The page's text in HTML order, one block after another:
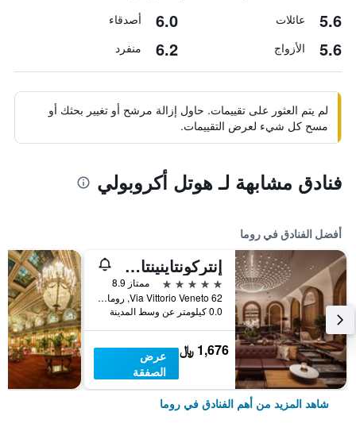
5.6 عائلات 6.0 أصدقاء
5.6 الأزواج 6.2 منفرد
لم يتم العثور على تقييمات. حاول إزالة مرشح أو تغيير بحثك أو
مسح كل شيء لعرض التقييمات.
فنادق مشابهة لـ هوتل أكروبولي
أفضل الفنادق في روما
إنتركونتاينينتال روم أمباسشياتوري بالاس باي آيتش جي
5 نجوم
ممتاز 8.9
Via Vittorio Veneto 62, روما, إيطاليا
0.0 كيلومتر عن وسط المدينة
1,676 ﷼
عرض
الصفقة
شاهد المزيد من أهم الفنادق في روما